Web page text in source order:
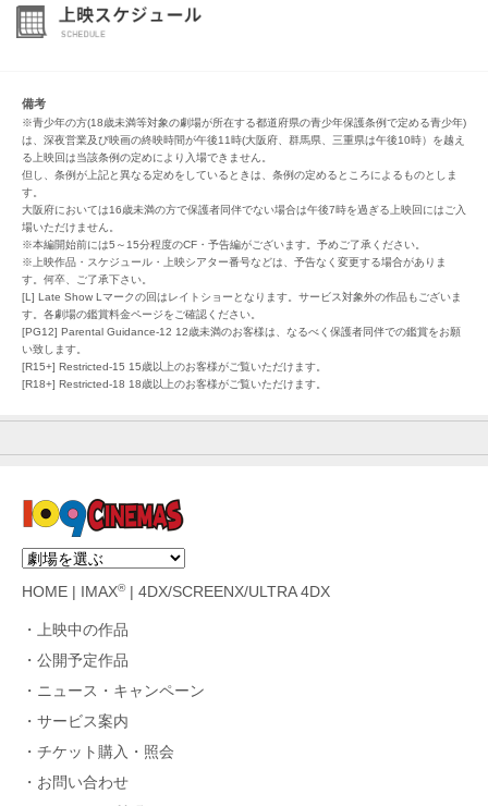
備考
※青少年の方(18歳未満等対象の劇場が所在する都道府県の青少年保護条例で定める青少年)
は、深夜営業及び映画の終映時間が午後11時(大阪府、群馬県、三重県は午後10時）を越え
る上映回は当該条例の定めにより入場できません。
但し、条例が上記と異なる定めをしているときは、条例の定めるところによるものとしま
す。
大阪府においては16歳未満の方で保護者同伴でない場合は午後7時を過ぎる上映回にはご入
場いただけません。
※本編開始前には5～15分程度のCF・予告編がございます。予めご了承ください。
※上映作品・スケジュール・上映シアター番号などは、予告なく変更する場合がありま
す。何卒、ご了承下さい。
[L] Late Show Lマークの回はレイトショーとなります。サービス対象外の作品もございま
す。各劇場の鑑賞料金ページをご確認ください。
[PG12] Parental Guidance-12 12歳未満のお客様は、なるべく保護者同伴での鑑賞をお願
い致します。
[R15+] Restricted-15 15歳以上のお客様がご覧いただけます。
[R18+] Restricted-18 18歳以上のお客様がご覧いただけます。
HOME IMAX®| 4DX/SCREENX/ULTRA 4DX
上映中の作品
公開予定作品
ニュース・キャンペーン
サービス案内
チケット購入・照会
お問い合わせ